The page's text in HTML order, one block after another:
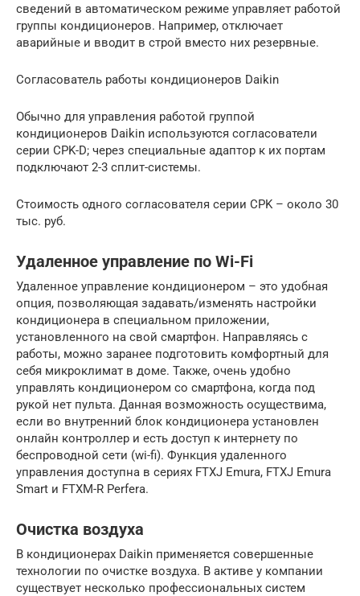
сведений в автоматическом режиме управляет работой
группы кондиционеров. Например, отключает
аварийные и вводит в строй вместо них резервные.
Согласователь работы кондиционеров Daikin
Обычно для управления работой группой
кондиционеров Daikin используются согласователи
серии CPK-D; через специальные адаптор к их портам
подключают 2-3 сплит-системы.
Стоимость одного согласователя серии CPK – около 30
тыс. руб.
Удаленное управление по Wi-Fi
Удаленное управление кондиционером – это удобная
опция, позволяющая задавать/изменять настройки
кондиционера в специальном приложении,
установленного на свой смартфон. Направляясь с
работы, можно заранее подготовить комфортный для
себя микроклимат в доме. Также, очень удобно
управлять кондиционером со смартфона, когда под
рукой нет пульта. Данная возможность осуществима,
если во внутренний блок кондиционера установлен
онлайн контроллер и есть доступ к интернету по
беспроводной сети (wi-fi). Функция удаленного
управления доступна в сериях FTXJ Emura, FTXJ Emura
Smart и FTXM-R Perfera.
Очистка воздуха
В кондиционерах Daikin применяется совершенные
технологии по очистке воздуха. В активе у компании
существует несколько профессиональных систем